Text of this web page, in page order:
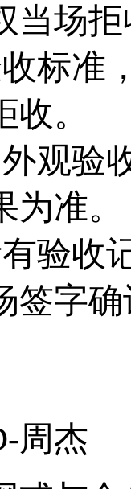
当场
准，
。
验收
准。
收记
签字
周杰